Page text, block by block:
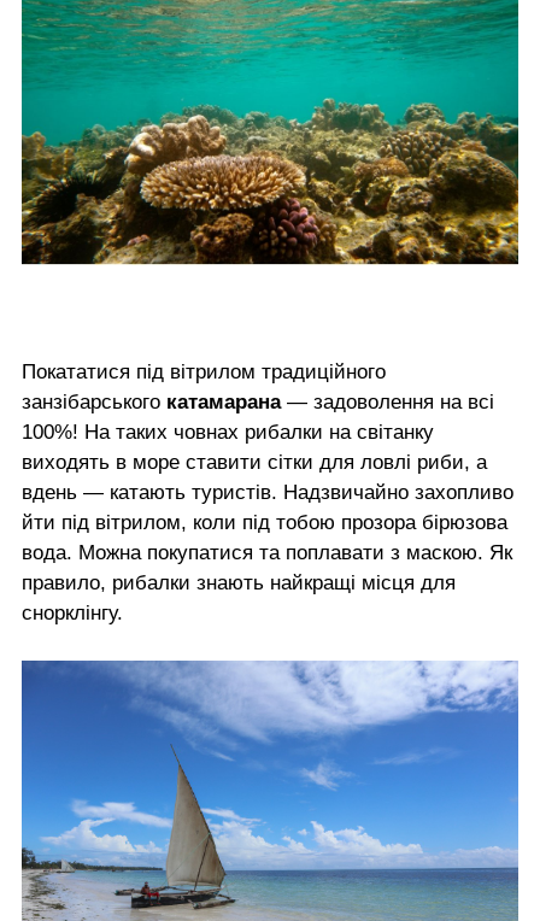
Покататися під вітрилом традиційного
занзібарського катамарана — задоволення на всі
100%! На таких човнах рибалки на світанку
виходять в море ставити сітки для ловлі риби, а
вдень — катають туристів. Надзвичайно захопливо
йти під вітрилом, коли під тобою прозора бірюзова
вода. Можна покупатися та поплавати з маскою. Як
правило, рибалки знають найкращі місця для
снорклінгу.